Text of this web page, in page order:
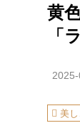
黄
「
美